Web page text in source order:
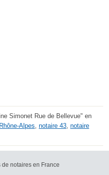
Simonet Rue de Bellevue" en
Alpes, notaire 43, notaire
notaires en France